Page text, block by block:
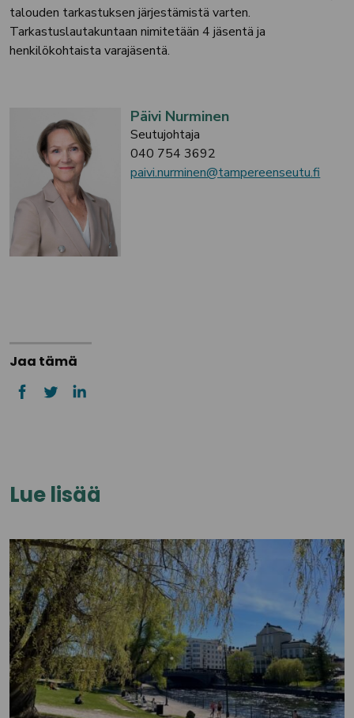
talouden tarkastuksen järjestämistä varten.
Tarkastuslautakuntaan nimitetään 4 jäsentä ja
henkilökohtaista varajäsentä.
Päivi Nurminen
Seutujohtaja
040 754 3692
paivi.nurminen@tampereenseutu.fi
Jaa tämä
Lue lisää